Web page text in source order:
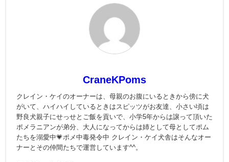
CraneKPoms
クレイン・ケイのオーナーは、母親のお腹にいるときから傍に犬
がいて、ハイハイしているときはスピッツがお友達、小さい頃は
野良犬親子にせっせとご飯を貢いで、小学5年からは譲って頂いた
ポメラニアンが弟分、大人になってからは姉として母としてポム
たちを溺愛中💗ポメ中毒発令中 クレイン・ケイ犬舎はそんなオー
ナーとその仲間たちで運営しています^^。